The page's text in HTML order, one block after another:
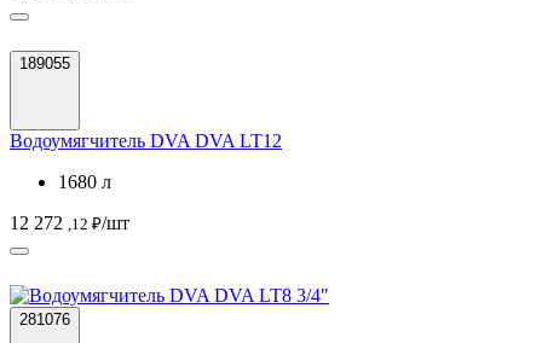
189055
Водоумягчитель DVA DVA LT12
1680 л
12 272 ,12 ₽/шт
281076